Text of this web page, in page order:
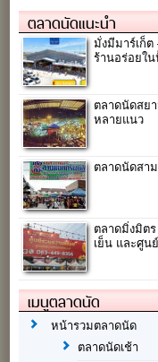
ตลาดนัดแนะนำ
มั่งมีมาร์เก็ต
ร้านอร่อยใ
ตลาดนัดสย
หลายแนว
ตลาดนัดสา
ตลาดมิ่งมิต
เย็น และศูน
เมนูตลาดนัด
หน้ารวมตลาดนัด
ตลาดนัดเช้า